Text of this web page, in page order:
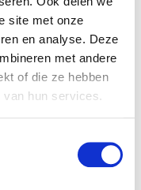
site met onze
en analyse. Deze
met andere
of die ze hebben
hun services.
In stock
In stock
In stock
In stock